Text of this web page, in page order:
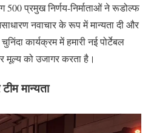
500 प्रमुख निर्णय-निर्माताओं ने रूडोल्फ
नवाचार के रूप में मान्यता दी और
कार्यक्रम में हमारी नई पोर्टेबल
मूल्य को उजागर करता है।
मान्यता